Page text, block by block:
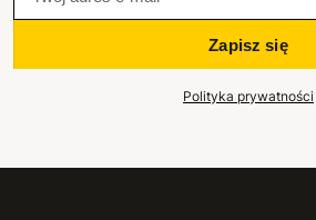
Zapisz się
Polityka prywatności